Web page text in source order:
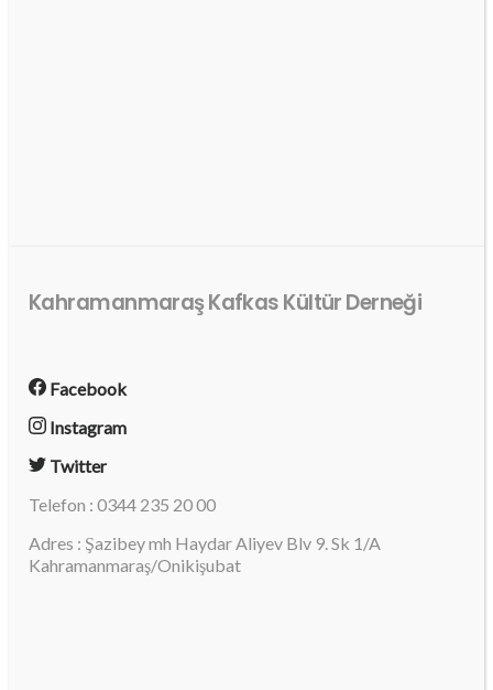
Kahramanmaraş Kafkas Kültür Derneği
Facebook
Instagram
Twitter
Telefon : 0344 235 20 00
Adres : Şazibey mh Haydar Aliyev Blv 9. Sk 1/A
Kahramanmaraş/Onikişubat